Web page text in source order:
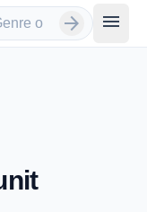
arrow_forward menu